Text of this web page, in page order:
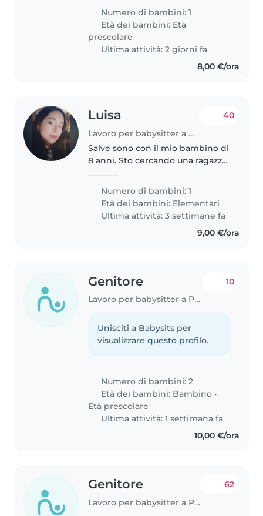
prendere mia figlia Arianna
all'asilo alle 16 e la riporti a casa,
ma non tutti i giorni. Ci
potrebbe..
Numero di bambini: 1
Età dei bambini: Età
prescolare
Ultima attività: 2 giorni fa
8,00 €/ora
Luisa
Lavoro per babysitter a Parma
40
Salve sono con il mio bambino di
8 anni. Sto cercando una ragazza
portarlo a scuola che si trova a 5
minuti da casa mia...
Numero di bambini: 1
Età dei bambini: Elementari
Ultima attività: 3 settimane fa
9,00 €/ora
Genitore
Lavoro per babysitter a Parma
10
Unisciti a Babysits per
visualizzare questo profilo.
Numero di bambini: 2
Età dei bambini: Bambino •
Età prescolare
Ultima attività: 1 settimana fa
10,00 €/ora
Genitore
Lavoro per babysitter a Parma
62